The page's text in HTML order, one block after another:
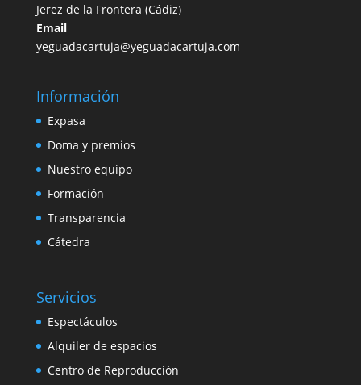
Jerez de la Frontera (Cádiz)
Email
yeguadacartuja@yeguadacartuja.com
Información
Expasa
Doma y premios
Nuestro equipo
Formación
Transparencia
Cátedra
Servicios
Espectáculos
Alquiler de espacios
Centro de Reproducción